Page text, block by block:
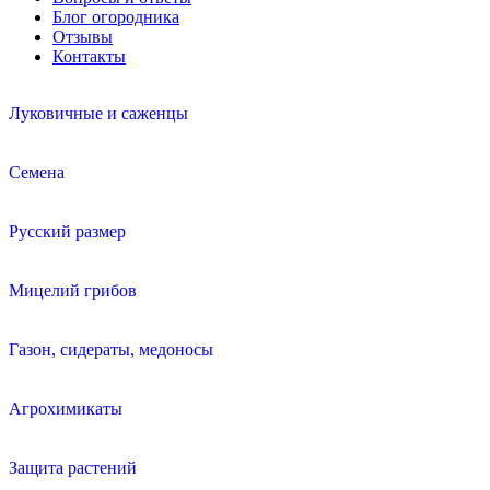
Блог огородника
Отзывы
Контакты
Луковичные и саженцы
Семена
Русский размер
Мицелий грибов
Газон, сидераты, медоносы
Агрохимикаты
Защита растений